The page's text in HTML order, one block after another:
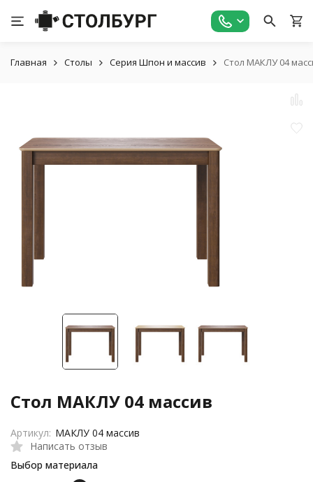
Главная Столы Серия Шпон и массив Стол МАКЛУ 04
Стол МАКЛУ 04 массив
Написать отзыв
Выбор материала
Артикул: МАКЛУ 04 массив